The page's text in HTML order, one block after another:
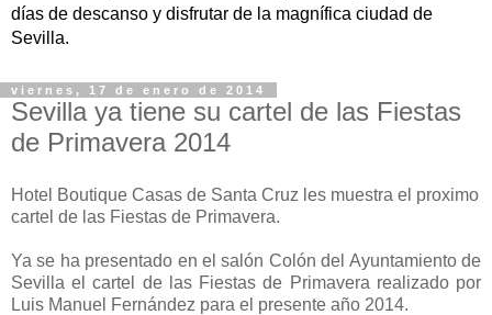
días de descanso y disfrutar de la magnífica ciudad de
Sevilla.
viernes, 17 de enero de 2014
Sevilla ya tiene su cartel de las Fiestas
de Primavera 2014
Hotel Boutique Casas de Santa Cruz les muestra el proximo
cartel de las Fiestas de Primavera.
Ya se ha presentado en el salón Colón del Ayuntamiento de
Sevilla el cartel de las Fiestas de Primavera realizado por
Luis Manuel Fernández para el presente año 2014.